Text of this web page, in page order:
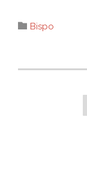
 Category
Bispo